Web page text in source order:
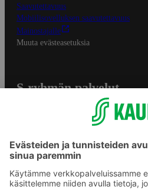
Saavutettavuus
Mobiilisovelluksen saavutettavuus
Mainostajalle
Muuta evästeasetuksia
S-ryhmän palvelut
Yhteishyvä Ruoka -sovellus
S-ostoslista -sovellus
Prisma.fi
Sokos.fi